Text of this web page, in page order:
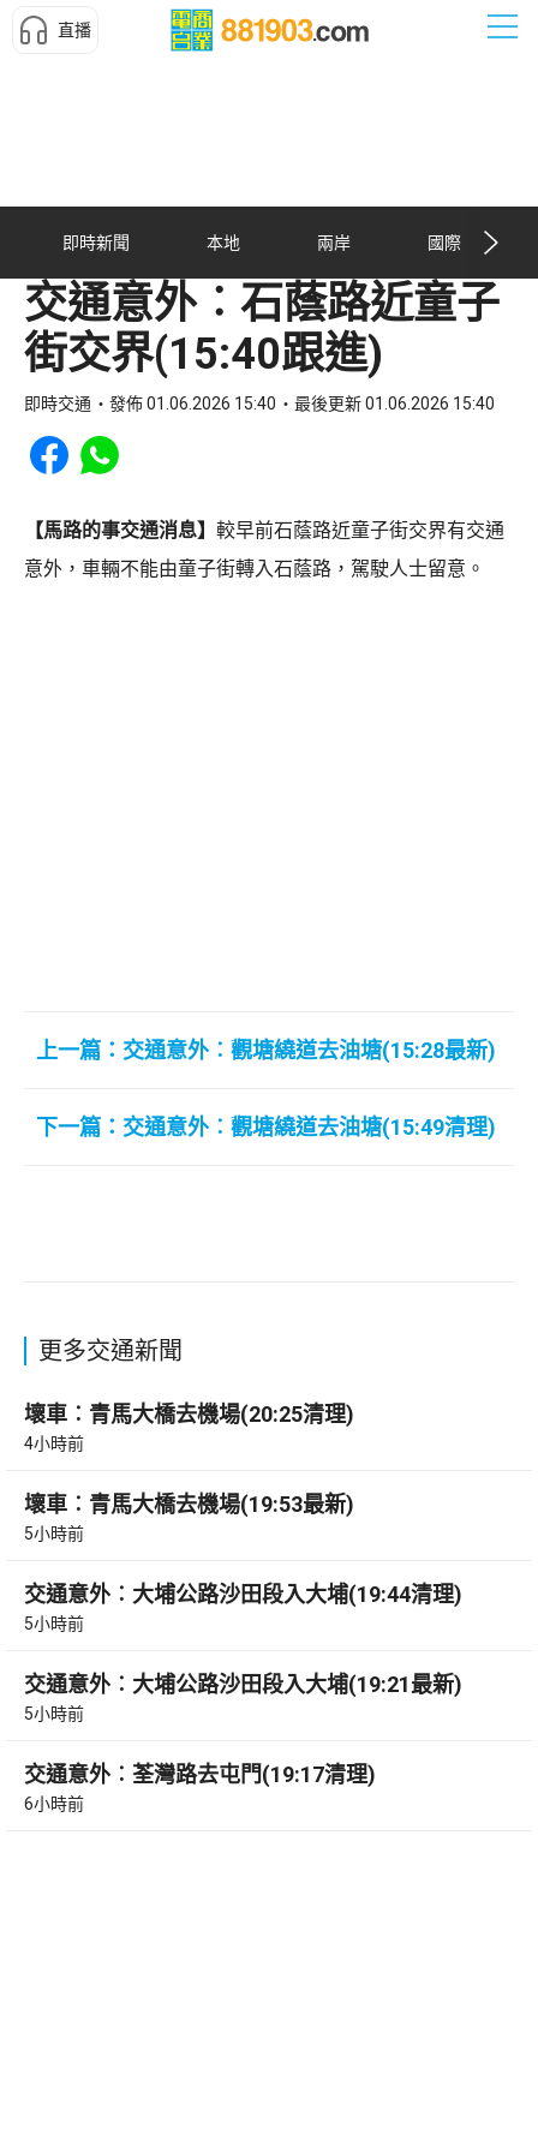
直播
即時新聞 本地 兩岸 國際
交通意外︰石蔭路近童子
街交界(15:40跟進)
即時交通 發佈 01.06.2026 15:40 最後更新 01.06.2026 15:40
Share to Facebook
Share to WhatsApp
【馬路的事交通消息】 較早前石蔭路近童子街交界有交通
意外，車輛不能由童子街轉入石蔭路，駕駛人士留意。
上一篇：交通意外︰觀塘繞道去油塘(15:28最新)
下一篇：交通意外︰觀塘繞道去油塘(15:49清理)
更多交通新聞
壞車︰青馬大橋去機場(20:25清理)
4小時前
壞車︰青馬大橋去機場(19:53最新)
5小時前
交通意外︰大埔公路沙田段入大埔(19:44清理)
5小時前
交通意外︰大埔公路沙田段入大埔(19:21最新)
5小時前
交通意外︰荃灣路去屯門(19:17清理)
6小時前